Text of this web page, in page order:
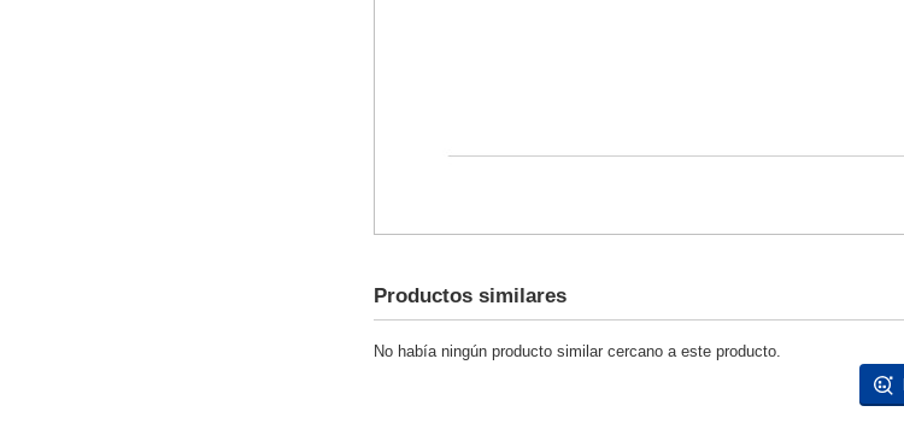
Productos similares
No había ningún producto similar cercano a este producto.